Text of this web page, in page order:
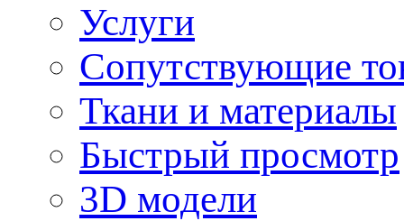
Услуги
Сопутствующие
Ткани и материалы
Быстрый просмотр
3D модели